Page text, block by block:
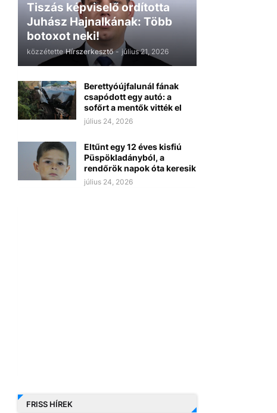
Tiszás képviselő ordította
Juhász Hajnalkának: Több
botoxot neki!
közzétette Hírszerkesztő - július 21, 2026
Berettyóújfalunál fának
csapódott egy autó: a
sofőrt a mentők vitték el
július 24, 2026
Eltűnt egy 12 éves kisfiú
Püspökladányból, a
rendőrök napok óta keresik
július 24, 2026
FRISS HÍREK